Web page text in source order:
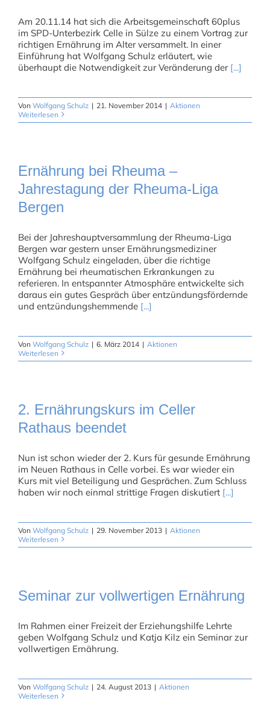
Am 20.11.14 hat sich die Arbeitsgemeinschaft 60plus
im SPD-Unterbezirk Celle in Sülze zu einem Vortrag zur
richtigen Ernährung im Alter versammelt. In einer
Einführung hat Wolfgang Schulz erläutert, wie
überhaupt die Notwendigkeit zur Veränderung der [...]
Von Wolfgang Schulz | 21. November 2014 | Aktionen
Weiterlesen
Ernährung bei Rheuma –
Jahrestagung der Rheuma-Liga
Bergen
Bei der Jahreshauptversammlung der Rheuma-Liga
Bergen war gestern unser Ernährungsmediziner
Wolfgang Schulz eingeladen, über die richtige
Ernährung bei rheumatischen Erkrankungen zu
referieren. In entspannter Atmosphäre entwickelte sich
daraus ein gutes Gespräch über entzündungsfördernde
und entzündungshemmende [...]
Von Wolfgang Schulz | 6. März 2014 | Aktionen
Weiterlesen
2. Ernährungskurs im Celler
Rathaus beendet
Nun ist schon wieder der 2. Kurs für gesunde Ernährung
im Neuen Rathaus in Celle vorbei. Es war wieder ein
Kurs mit viel Beteiligung und Gesprächen. Zum Schluss
haben wir noch einmal strittige Fragen diskutiert [...]
Von Wolfgang Schulz | 29. November 2013 | Aktionen
Weiterlesen
Seminar zur vollwertigen Ernährung
Im Rahmen einer Freizeit der Erziehungshilfe Lehrte
geben Wolfgang Schulz und Katja Kilz ein Seminar zur
vollwertigen Ernährung.
Von Wolfgang Schulz | 24. August 2013 | Aktionen
Weiterlesen